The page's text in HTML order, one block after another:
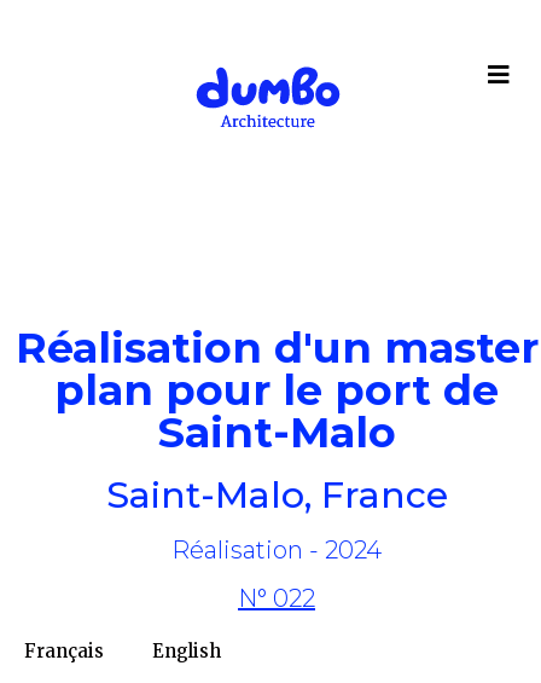
Réalisation d'un master
plan pour le port de
Saint-Malo
Saint-Malo, France
Réalisation - 2024
N° 022
Français English